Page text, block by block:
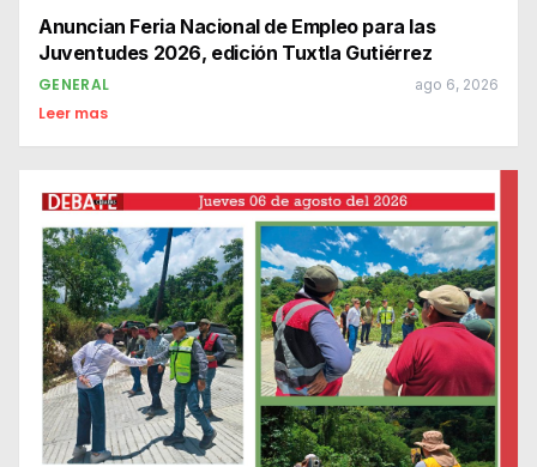
Anuncian Feria Nacional de Empleo para las
Juventudes 2026, edición Tuxtla Gutiérrez
GENERAL ago 6, 2026
Leer mas